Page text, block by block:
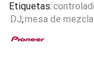
Etiquetas:
DJ,mesa de